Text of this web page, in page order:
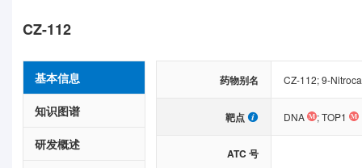
CZ-112
基本信息
知识图谱
研发概述
药物别名 CZ-112; 9-
靶点 DNA ;TOP1
ATC 号